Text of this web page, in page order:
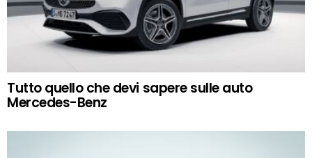
Tutto quello che devi sapere sulle auto
Mercedes-Benz